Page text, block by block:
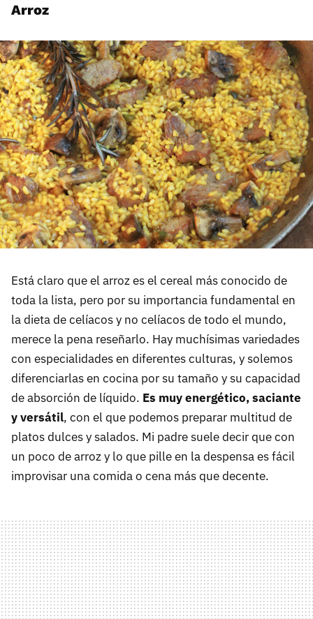
Arroz
Está claro que el arroz es el cereal más conocido de
toda la lista, pero por su importancia fundamental en
la dieta de celíacos y no celíacos de todo el mundo,
merece la pena reseñarlo. Hay muchísimas variedades
con especialidades en diferentes culturas, y solemos
diferenciarlas en cocina por su tamaño y su capacidad
de absorción de líquido. Es muy energético, saciante
y versátil, con el que podemos preparar multitud de
platos dulces y salados. Mi padre suele decir que con
un poco de arroz y lo que pille en la despensa es fácil
improvisar una comida o cena más que decente.